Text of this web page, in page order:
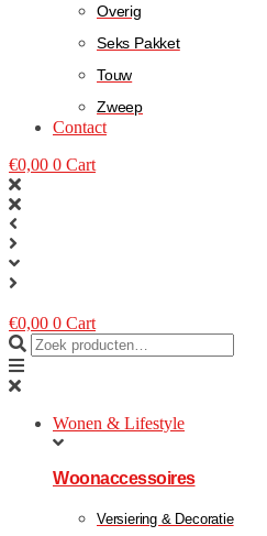
Overig
Seks Pakket
Touw
Zweep
Contact
€0,00 0 Cart
€0,00 0 Cart
Wonen & Lifestyle
Woonaccessoires
Versiering & Decoratie